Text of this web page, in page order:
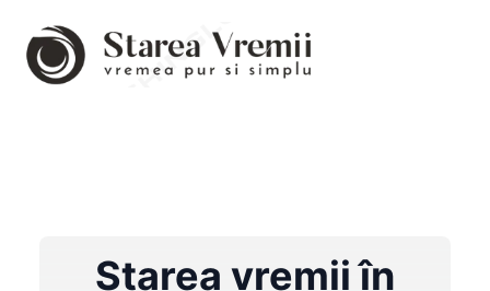
Starea vremii în